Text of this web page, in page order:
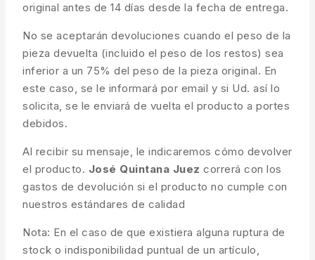
original antes de 14 días desde la fecha de entrega.
No se aceptarán devoluciones cuando el peso de la
pieza devuelta (incluido el peso de los restos) sea
inferior a un 75% del peso de la pieza original. En
este caso, se le informará por email y si Ud. así lo
solicita, se le enviará de vuelta el producto a portes
debidos.
Al recibir su mensaje, le indicaremos cómo devolver
el producto. José Quintana Juez correrá con los
gastos de devolución si el producto no cumple con
nuestros estándares de calidad
Nota: En el caso de que existiera alguna ruptura de
stock o indisponibilidad puntual de un artículo,